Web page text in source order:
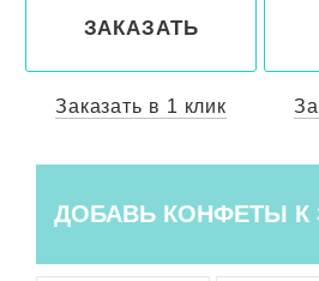
ЗАКАЗАТЬ
Заказать в 1 клик
ДОБАВЬ КОНФЕТЫ К